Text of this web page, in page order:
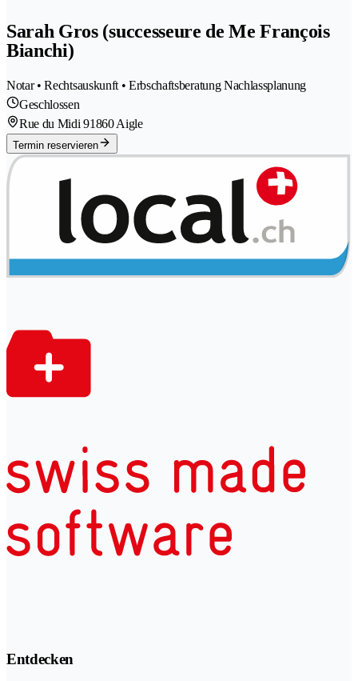
Sarah Gros (successeure de Me François
Bianchi)
Notar • Rechtsauskunft • Erbschaftsberatung Nachlassplanung
Geschlossen
Rue du Midi 91860 Aigle
Termin reservieren
Entdecken